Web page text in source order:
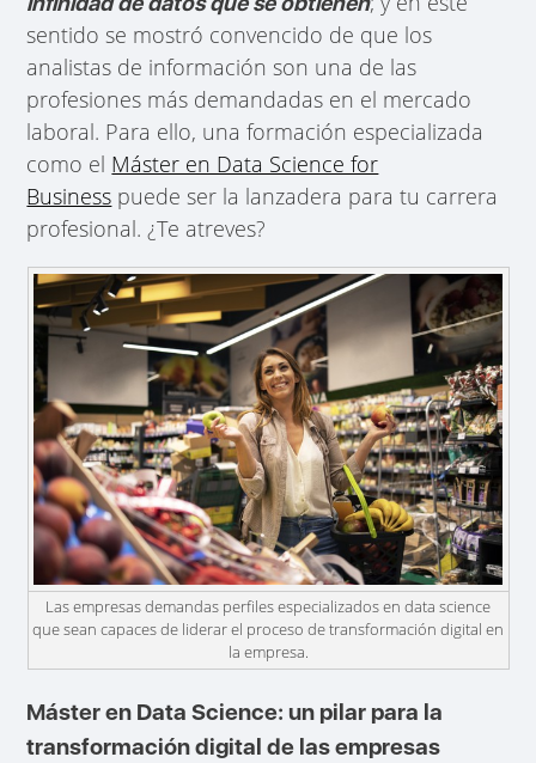
sentido se mostró convencido de que los
analistas de información son una de las
profesiones más demandadas en el mercado
laboral. Para ello, una formación especializada
como el Máster en Data Science for
Business puede ser la lanzadera para tu carrera
profesional. ¿Te atreves?
Las empresas demandas perfiles especializados en data science
que sean capaces de liderar el proceso de transformación digital en
la empresa.
Máster en Data Science: un pilar para la
transformación digital de las empresas